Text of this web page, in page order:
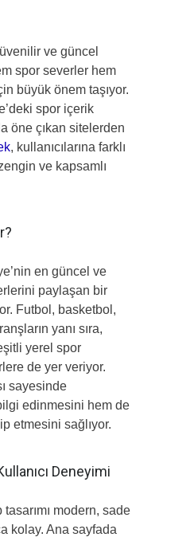
ve güncel
spor severler hem
büyük önem taşıyor.
spor içerik
öne çıkan sitelerden
, kullanıcılarına farklı
ve kapsamlı
en güncel ve
paylaşan bir
Futbol, basketbol,
yanı sıra,
yerel spor
de yer veriyor.
sayesinde
edinmesini hem de
etmesini sağlıyor.
Deneyimi
modern, sade
kolay. Ana sayfada